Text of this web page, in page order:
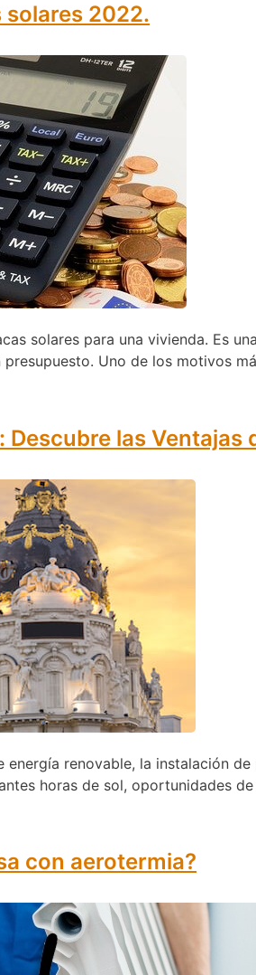
2022.
solares para una vivienda. Es
Uno de los motivos
las Ventajas
renovable, la instalación
horas de sol, oportunidades
con aerotermia?